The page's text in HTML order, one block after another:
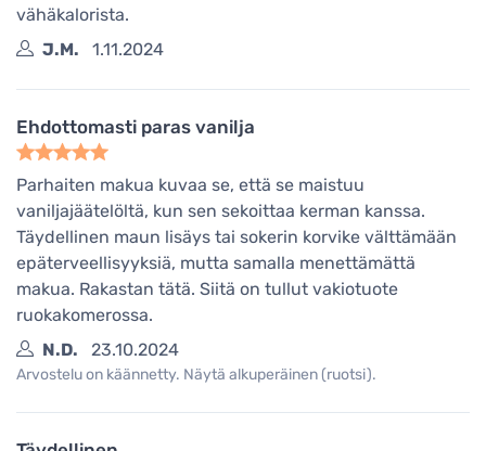
vähäkalorista.
J.M.
1.11.2024
Ehdottomasti paras vanilja
Parhaiten makua kuvaa se, että se maistuu
vaniljajäätelöltä, kun sen sekoittaa kerman kanssa.
Täydellinen maun lisäys tai sokerin korvike välttämään
epäterveellisyyksiä, mutta samalla menettämättä
makua. Rakastan tätä. Siitä on tullut vakiotuote
ruokakomerossa.
N.D.
23.10.2024
Arvostelu on käännetty. Näytä alkuperäinen (ruotsi).